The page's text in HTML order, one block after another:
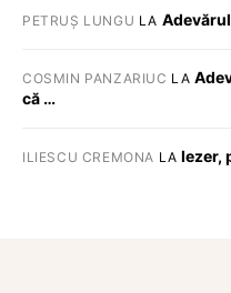
PETRUȘ LUNGU LA
COSMIN PANZARIUC LA
că …
ILIESCU CREMONA LA Iezer,